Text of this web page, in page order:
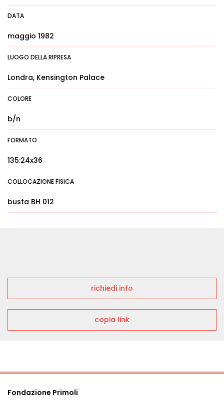
DATA
maggio 1982
LUOGO DELLA RIPRESA
Londra, Kensington Palace
COLORE
b/n
FORMATO
135:24x36
COLLOCAZIONE FISICA
busta BH 012
richiedi info
copia link
Fondazione Primoli